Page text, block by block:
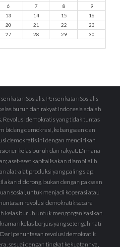
6 7 8
9
13 14 15
16
20 21 22
23
27 28 29
30
Sosialis. Perserikatan Sosialis
buruh dan rakyat Indonesia adalah
Revolusi demokratis yang tidak tuntas
bidang demokrasi, kebangsaan dan
demokratis ini dengan mendirikan
kelas buruh dan rakyat. Dimana
aset-aset kapitalis akan diambilalih
alat-alat produksi yang paling siap;
akan didorong, bukan dengan paksaan
sosial, untuk menjadi koperasi atau
revolusi demokratik secara
kelas buruh untuk mengorganisasikan
kelas borjuis yang setengah hati
penuntasan revolusi demokratik
sesuai dengan tingkat kekuatannya,